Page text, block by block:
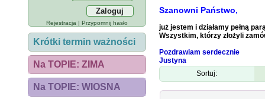
Rejestracja | Przypomnij hasło
Krótki termin ważności
Na TOPIE: ZIMA
Na TOPIE: WIOSNA
Szanowni Państwo,
już jestem i działamy pełną
Wszystkim, którzy złożyli
Pozdrawiam serdecznie
Justyna
Sortuj: